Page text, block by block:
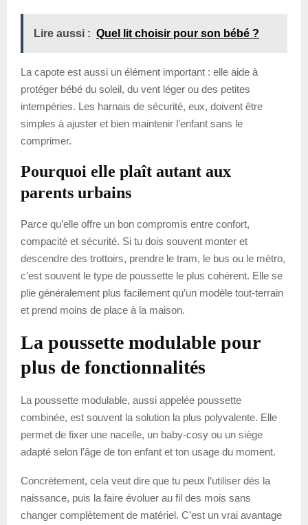
Lire aussi : Quel lit choisir pour son bébé ?
La capote est aussi un élément important : elle aide à
protéger bébé du soleil, du vent léger ou des petites
intempéries. Les harnais de sécurité, eux, doivent être
simples à ajuster et bien maintenir l’enfant sans le
comprimer.
Pourquoi elle plaît autant aux
parents urbains
Parce qu’elle offre un bon compromis entre confort,
compacité et sécurité. Si tu dois souvent monter et
descendre des trottoirs, prendre le tram, le bus ou le métro,
c’est souvent le type de poussette le plus cohérent. Elle se
plie généralement plus facilement qu’un modèle tout-terrain
et prend moins de place à la maison.
La poussette modulable pour
plus de fonctionnalités
La poussette modulable, aussi appelée poussette
combinée, est souvent la solution la plus polyvalente. Elle
permet de fixer une nacelle, un baby-cosy ou un siège
adapté selon l’âge de ton enfant et ton usage du moment.
Concrètement, cela veut dire que tu peux l’utiliser dès la
naissance, puis la faire évoluer au fil des mois sans
changer complètement de matériel. C’est un vrai avantage